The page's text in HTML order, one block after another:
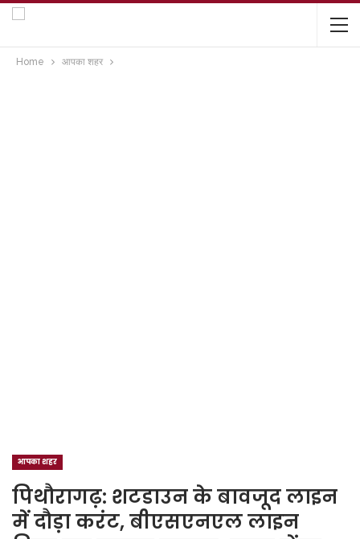
Home आपका शहर
आपका शहर
पिथौरागढ़: शटडाउन के बावजूद लाइन
में दौड़ा करंट, बीएसएनएल लाइन